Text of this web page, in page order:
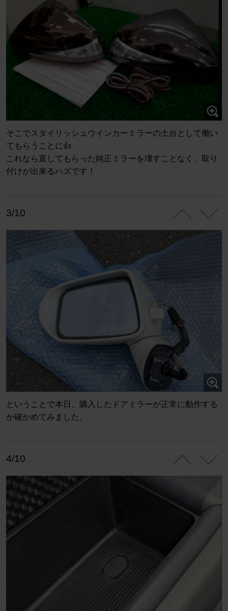
そこでスタイリッシュウインカーミラーの土台として働い
てもらうことに👍
これなら直してもらった純正ミラーを壊すことなく、取り
付けが出来るハズです！
3/10
ということで本日、購入したドアミラーが正常に動作する
か確かめてみました。
4/10